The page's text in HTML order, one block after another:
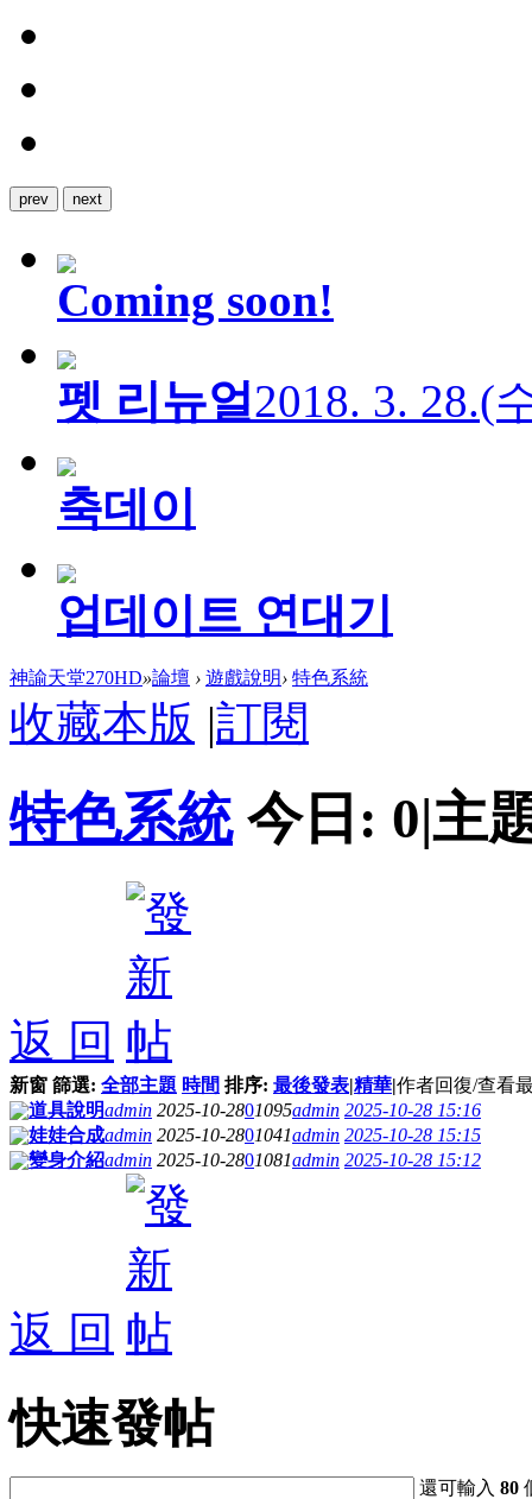
prev next
Coming soon!
펫 리뉴얼2018. 3. 28.(
축데이
업데이트 연대기
神諭天堂270HD»論壇 › 遊戲說明› 特色系統
收藏本版 |訂閱
特色系統 今日: 0|主
返 回
新窗 篩選: 全部主題 時間 排序: 最後發表|精華|作者回復/查看
道具說明admin 2025-10-2801095admin 2025-10-28 15:16
娃娃合成admin 2025-10-2801041admin 2025-10-28 15:15
變身介紹admin 2025-10-2801081admin 2025-10-28 15:12
返 回
快速發帖
還可輸入80